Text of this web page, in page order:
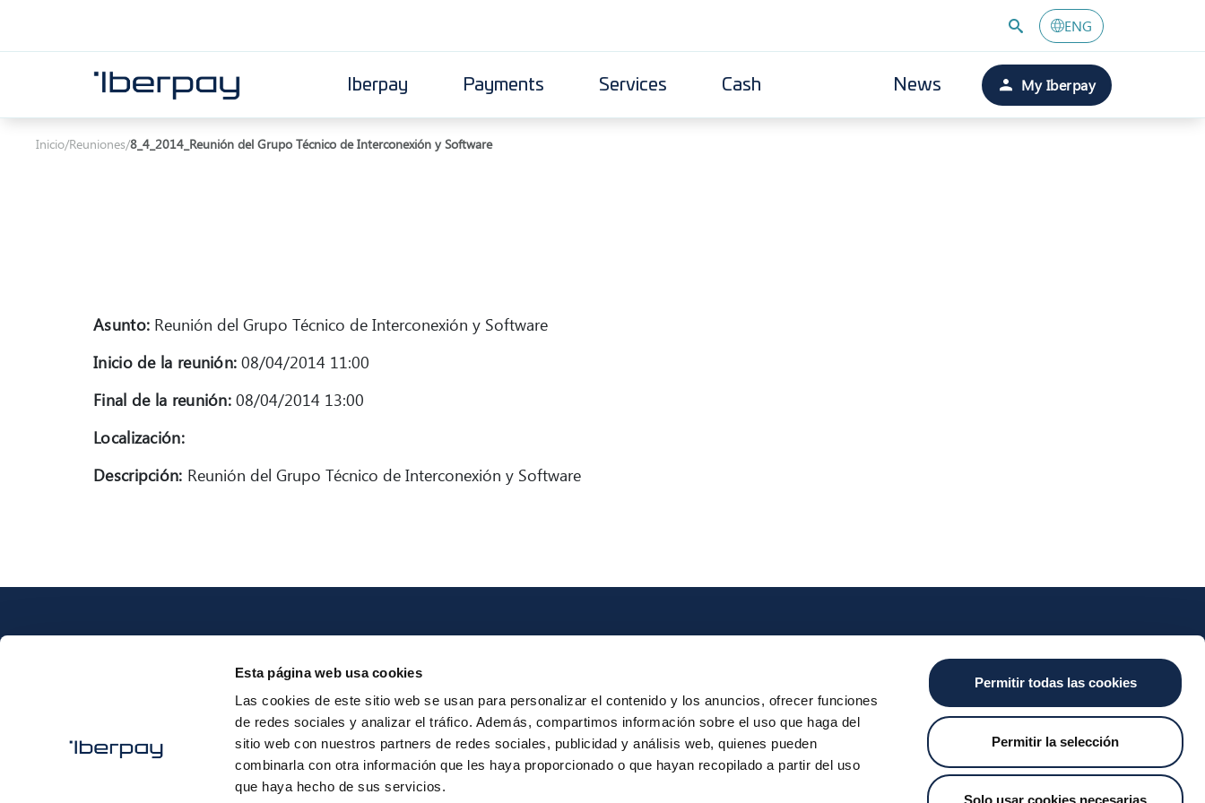
Esta página web usa cookies
Las cookies de este sitio web se usan para personalizar el contenido y los anuncios, ofrecer funciones
de redes sociales y analizar el tráfico. Además, compartimos información sobre el uso que haga del
sitio web con nuestros partners de redes sociales, publicidad y análisis web, quienes pueden
combinarla con otra información que les haya proporcionado o que hayan recopilado a partir del uso
que haya hecho de sus servicios.
Permitir todas las cookies
Permitir la selección
Solo usar cookies necesarias
ENG
Iberpay
Iberpay Payments Services Cash News My Iberpay
Inicio/Reuniones/8_4_2014_Reunión del Grupo Técnico de Interconexión y Software
Asunto: Reunión del Grupo Técnico de Interconexión y Software
Inicio de la reunión: 08/04/2014 11:00
Final de la reunión: 08/04/2014 13:00
Localización:
Descripción: Reunión del Grupo Técnico de Interconexión y Software
Annual Reports
Instant Credit Transfers
RTP
About the SDA
Services
Valitic
Payguard
Account Switching
News
Iberpay News